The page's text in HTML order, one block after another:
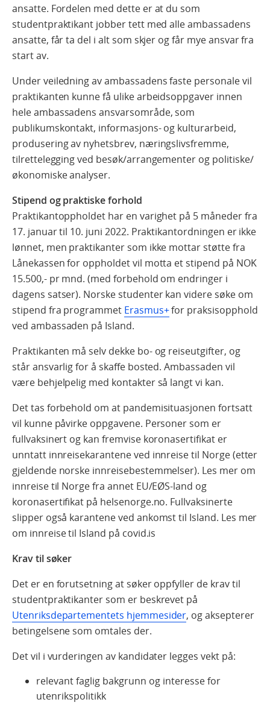
ansatte. Fordelen med dette er at du som
studentpraktikant jobber tett med alle ambassadens
ansatte, får ta del i alt som skjer og får mye ansvar fra
start av.
Under veiledning av ambassadens faste personale vil
praktikanten kunne få ulike arbeidsoppgaver innen
hele ambassadens ansvarsområde, som
publikumskontakt, informasjons- og kulturarbeid,
produsering av nyhetsbrev, næringslivsfremme,
tilrettelegging ved besøk/arrangementer og politiske/
økonomiske analyser.
Stipend og praktiske forhold
Praktikantoppholdet har en varighet på 5 måneder fra
17. januar til 10. juni 2022. Praktikantordningen er ikke
lønnet, men praktikanter som ikke mottar støtte fra
Lånekassen for oppholdet vil motta et stipend på NOK
15.500,- pr mnd. (med forbehold om endringer i
dagens satser). Norske studenter kan videre søke om
stipend fra programmet Erasmus+for praksisopphold
ved ambassaden på Island.
Praktikanten må selv dekke bo- og reiseutgifter, og
står ansvarlig for å skaffe bosted. Ambassaden vil
være behjelpelig med kontakter så langt vi kan.
Det tas forbehold om at pandemisituasjonen fortsatt
vil kunne påvirke oppgavene. Personer som er
fullvaksinert og kan fremvise koronasertifikat er
unntatt innreisekarantene ved innreise til Norge (etter
gjeldende norske innreisebestemmelser). Les mer om
innreise til Norge fra annet EU/EØS-land og
koronasertifikat på helsenorge.no. Fullvaksinerte
slipper også karantene ved ankomst til Island. Les mer
om innreise til Island på covid.is
Krav til søker
Det er en forutsetning at søker oppfyller de krav til
studentpraktikanter som er beskrevet på
Utenriksdepartementets hjemmesider, og aksepterer
betingelsene som omtales der.
Det vil i vurderingen av kandidater legges vekt på:
relevant faglig bakgrunn og interesse for
utenrikspolitikk